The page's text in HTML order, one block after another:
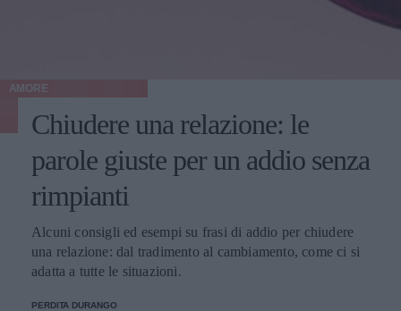
AMORE
Chiudere una relazione: le
parole giuste per un addio senza
rimpianti
Alcuni consigli ed esempi su frasi di addio per chiudere
una relazione: dal tradimento al cambiamento, come ci si
adatta a tutte le situazioni.
PERDITA DURANGO